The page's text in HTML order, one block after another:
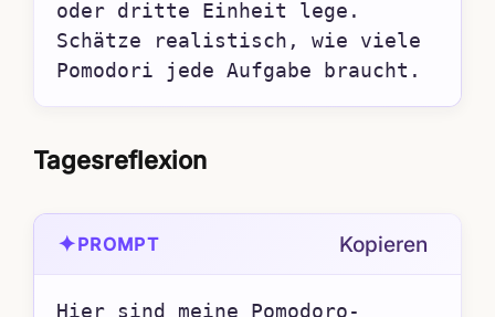
oder dritte Einheit lege.
Schätze realistisch, wie viele
Pomodori jede Aufgabe braucht.
Tagesreflexion
✦PROMPT Kopieren
Hier sind meine Pomodoro-